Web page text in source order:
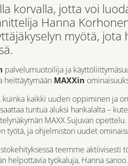
korvalla, jotta voi
Hanna
myötä, jota
palvelumuotoilija ja
heittäytymään MAXXin
kuinka kaikki uuden oppiminen ja
tuntua aluksi hankalalta –
MAXX Sujuvan
työtä, ja ohjelmiston uudet
teemme aktiivisesti
helpottavia työkaluja, Hanna sanoo.